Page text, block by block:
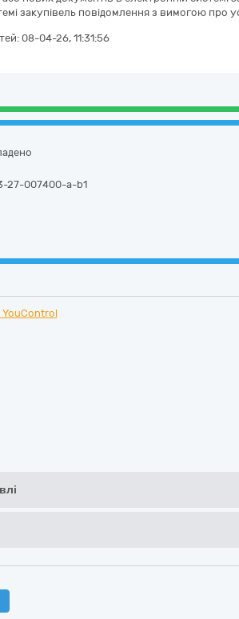
закупівель повідомлення з вимогою про
08-04-26, 11:31:56
27-007400-a-b1
YouControl